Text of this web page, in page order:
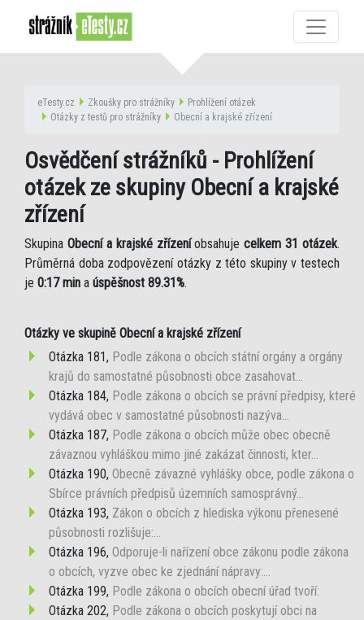
eTesty.cz Zkoušky pro strážníky
Prohlížení otázek
Otázky z testů pro strážníky
Obecní a krajské zřízení
Osvědčení strážníků - Prohlížení
otázek ze skupiny Obecní a krajské
zřízení
Skupina Obecní a krajské zřízeníobsahujecelkem 31 otázek.
Průměrná doba zodpovězení otázky z této skupiny v testech
je 0:17 min a úspěšnost 89.31%.
Otázky ve skupině Obecní a krajské zřízení
Otázka 181, Podle zákona o obcích státní orgány a orgány
krajů do samostatné působnosti obce zasahovat...
Otázka 184, Podle zákona o obcích se právní předpisy, které
vydává obec v samostatné působnosti nazýva...
Otázka 187, Podle zákona o obcích může obec obecně
závaznou vyhláškou mimo jiné zakázat činnosti, kter...
Otázka 190, Obecně závazné vyhlášky obce, podle zákona o
Sbírce právních předpisů územních samosprávný...
Otázka 193, Zákon o obcích z hlediska výkonu přenesené
působnosti rozlišuje:...
Otázka 196, Odporuje-li nařízení obce zákonu podle zákona
o obcích, vyzve obec ke zjednání nápravy:...
Otázka 199, Podle zákona o obcích obecní úřad tvoří:
Otázka 202, Podle zákona o obcích poskytují obci na